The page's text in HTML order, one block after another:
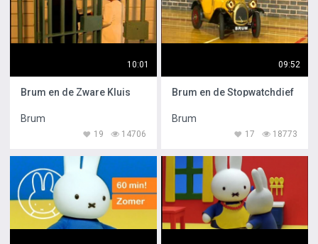
10:01
Brum en de Zware Kluis
Brum
14706
19
09:52
Brum en de Stopwatchdief
Brum
18773
17